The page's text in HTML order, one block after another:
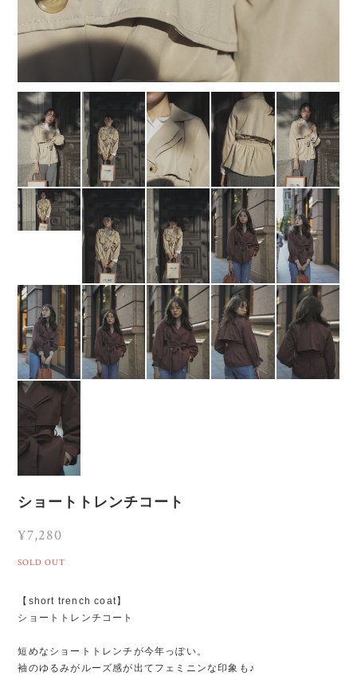
ショートトレンチコート
¥7,280
SOLD OUT
【short trench coat】
ショートトレンチコート
短めなショートトレンチが今年っぽい。
袖のゆるみがルーズ感が出てフェミニンな印象も♪